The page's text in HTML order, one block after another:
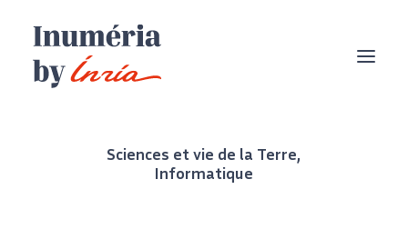
Sciences et vie de la Terre,
Informatique